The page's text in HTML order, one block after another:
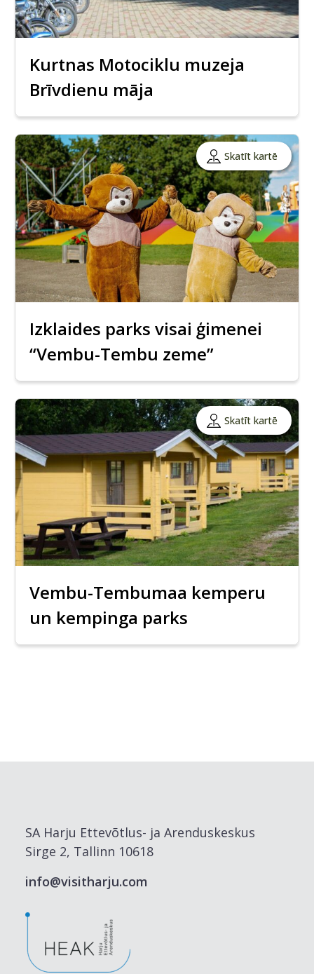
Kurtnas Motociklu muzeja
Brīvdienu māja
Skatīt kartē
Izklaides parks visai ģimenei
“Vembu-Tembu zeme”
Skatīt kartē
Vembu-Tembumaa kemperu
un kempinga parks
SA Harju Ettevõtlus- ja Arenduskeskus
Sirge 2, Tallinn 10618
info@visitharju.com